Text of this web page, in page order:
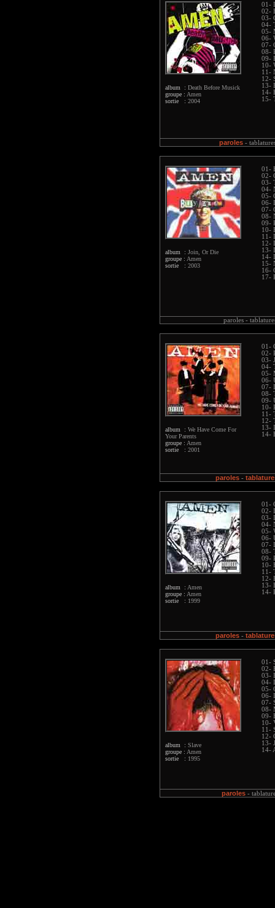
album : Death Before Musick
groupe : Amen
sortie : 2004
01-
02-
03-
04-
05-
06-
07-
08-
09-
10-
11-
12-
13-
14-
15-
paroles -
album : Join, Or Die
groupe : Amen
sortie : 2003
01-
02-
03-
04-
05-
06-
07-
08-
09-
10-
11-
12-
13-
14-
15-
16-
17-
paroles -
album : We Have Come For
Your Parents
groupe : Amen
sortie : 2001
01-
02-
03-
04-
05-
06-
07-
08-
09-
10-
11-
12-
13-
14-
paroles -
album : Amen
groupe : Amen
sortie : 1999
01-
02-
03-
04-
05-
06-
07-
08-
09-
10-
11-
12-
13-
14-
paroles -
album : Slave
groupe : Amen
sortie : 1995
01-
02-
03-
04-
05-
06-
07-
08-
09-
10-
11-
12-
13-
14-
paroles-